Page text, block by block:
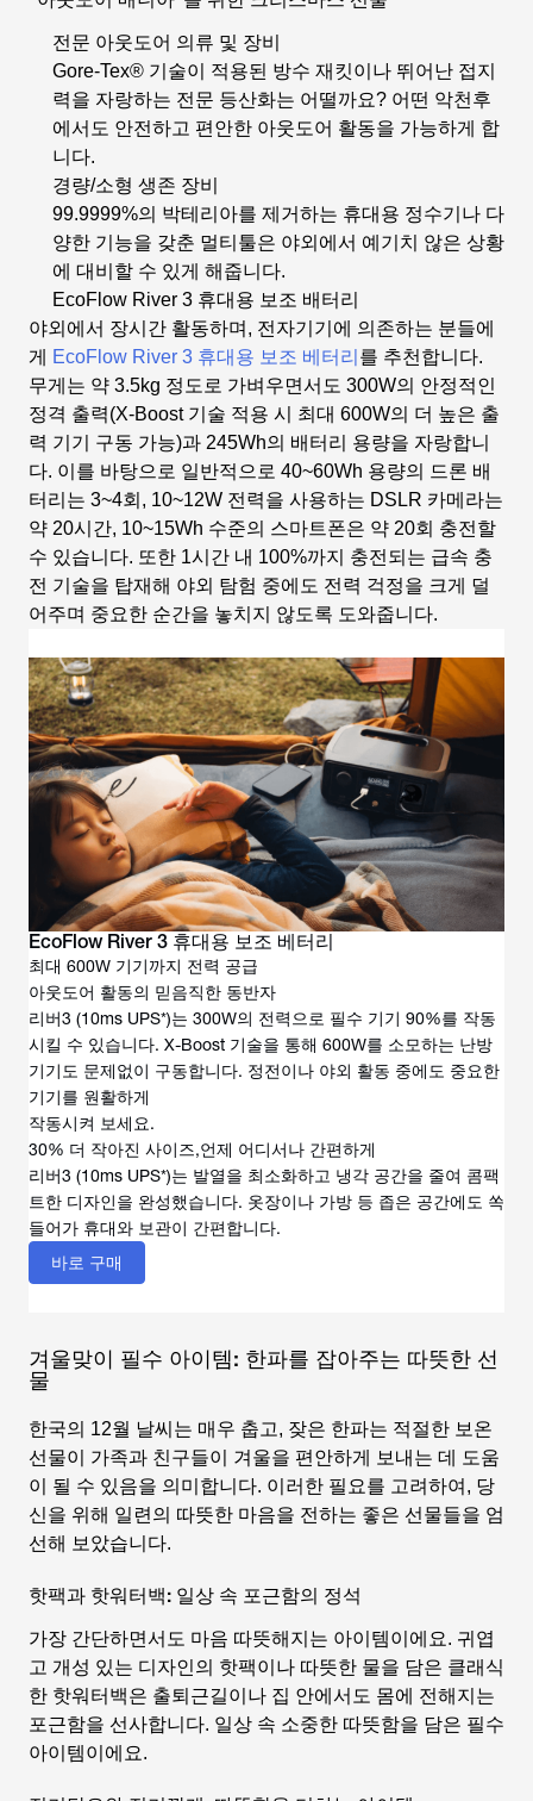
전문 아웃도어 의류 및 장비
Gore-Tex® 기술이 적용된 방수 재킷이나 뛰어난 접지
력을 자랑하는 전문 등산화는 어떨까요? 어떤 악천후
에서도 안전하고 편안한 아웃도어 활동을 가능하게 합
니다.
경량/소형 생존 장비
99.9999%의 박테리아를 제거하는 휴대용 정수기나 다
양한 기능을 갖춘 멀티툴은 야외에서 예기치 않은 상황
에 대비할 수 있게 해줍니다.
EcoFlow River 3 휴대용 보조 배터리
야외에서 장시간 활동하며, 전자기기에 의존하는 분들에
게
EcoFlow River 3 휴대용 보조 베터리 를 추천합니다.
무게는 약 3.5kg 정도로 가벼우면서도 300W의 안정적인
정격 출력(X-Boost 기술 적용 시 최대 600W의 더 높은 출
력 기기 구동 가능)과 245Wh의 배터리 용량을 자랑합니
다. 이를 바탕으로 일반적으로 40~60Wh 용량의 드론 배
터리는 3~4회, 10~12W 전력을 사용하는 DSLR 카메라는
약 20시간, 10~15Wh 수준의 스마트폰은 약 20회 충전할
수 있습니다. 또한 1시간 내 100%까지 충전되는 급속 충
전 기술을 탑재해 야외 탐험 중에도 전력 걱정을 크게 덜
어주며 중요한 순간을 놓치지 않도록 도와줍니다.
EcoFlow River 3 휴대용 보조 베터리
최대 600W 기기까지 전력 공급
아웃도어 활동의 믿음직한 동반자
리버3 (10ms UPS*)는 300W의 전력으로 필수 기기 90%를 작동
시킬 수 있습니다. X-Boost 기술을 통해 600W를 소모하는 난방
기기도 문제없이 구동합니다. 정전이나 야외 활동 중에도 중요한
기기를 원활하게
작동시켜 보세요.
30% 더 작아진 사이즈,언제 어디서나 간편하게
리버3 (10ms UPS*)는 발열을 최소화하고 냉각 공간을 줄여 콤팩
트한 디자인을 완성했습니다. 옷장이나 가방 등 좁은 공간에도 쏙
들어가 휴대와 보관이 간편합니다.
바로 구매
겨울맞이 필수 아이템: 한파를 잡아주는 따뜻한 선
물
한국의 12월 날씨는 매우 춥고, 잦은 한파는 적절한 보온
선물이 가족과 친구들이 겨울을 편안하게 보내는 데 도움
이 될 수 있음을 의미합니다. 이러한 필요를 고려하여, 당
신을 위해 일련의 따뜻한 마음을 전하는 좋은 선물들을 엄
선해 보았습니다.
핫팩과 핫워터백: 일상 속 포근함의 정석
가장 간단하면서도 마음 따뜻해지는 아이템이에요. 귀엽
고 개성 있는 디자인의 핫팩이나 따뜻한 물을 담은 클래식
한 핫워터백은 출퇴근길이나 집 안에서도 몸에 전해지는
포근함을 선사합니다. 일상 속 소중한 따뜻함을 담은 필수
아이템이에요.